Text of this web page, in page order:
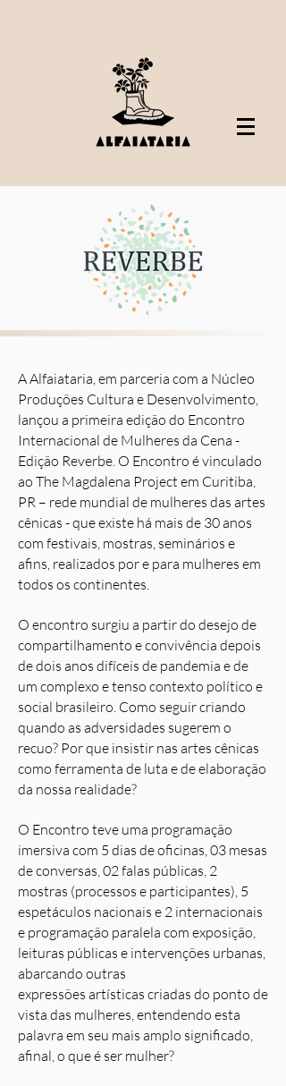
A Alfaiataria, em parceria com a Núcleo
Produções Cultura e Desenvolvimento,
lançou a primeira edição do Encontro
Internacional de Mulheres da Cena -
Edição Reverbe. O Encontro é vinculado
ao The Magdalena Project em Curitiba,
PR – rede mundial de mulheres das artes
cênicas - que existe há mais de 30 anos
com festivais, mostras, seminários e
afins, realizados por e para mulheres em
todos os continentes.
O encontro surgiu a partir do desejo de
compartilhamento e convivência depois
de dois anos difíceis de pandemia e de
um complexo e tenso contexto político e
social brasileiro. Como seguir criando
quando as adversidades sugerem o
recuo? Por que insistir nas artes cênicas
como ferramenta de luta e de elaboração
da nossa realidade?
O Encontro teve uma programação
imersiva com 5 dias de oficinas, 03 mesas
de conversas, 02 falas públicas, 2
mostras (processos e participantes), 5
espetáculos nacionais e 2 internacionais
e programação paralela com exposição,
leituras públicas e intervenções urbanas,
abarcando outras
expressões artísticas criadas do ponto de
vista das mulheres, entendendo esta
palavra em seu mais amplo significado,
afinal, o que é ser mulher?